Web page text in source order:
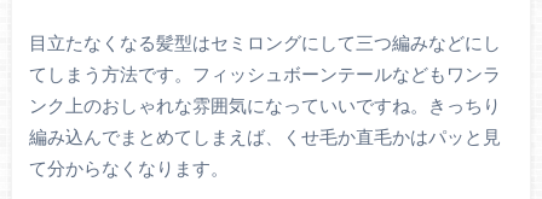
目立たなくなる髪型はセミロングにして三つ編みなどにし
てしまう方法です。フィッシュボーンテールなどもワンラ
ンク上のおしゃれな雰囲気になっていいですね。きっちり
編み込んでまとめてしまえば、くせ毛か直毛かはパッと見
て分からなくなります。